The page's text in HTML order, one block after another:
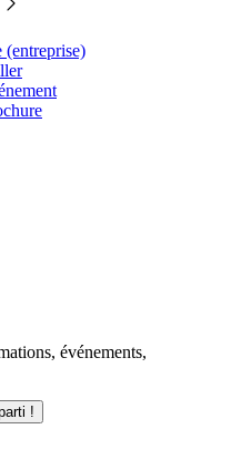
(entreprise)
événements,
!